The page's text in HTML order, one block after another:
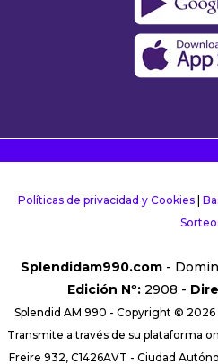
Políticas de privacidad y Cookies|
Splendidam990.com-
Edición Nº:2908 -
Splendid AM 990 - Copyright ©
Transmite a través de su plataforma
Freire 932, C1426AVT - Ciudad